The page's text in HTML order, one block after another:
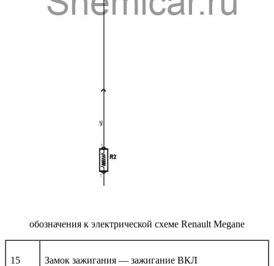
обозначения к электрической схеме Renault Megane
15 Замок зажигания — зажигание ВКЛ